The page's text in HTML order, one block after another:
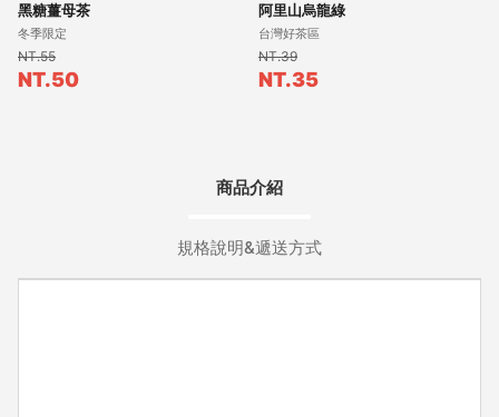
黑糖薑母茶
冬季限定
NT.55
NT.50
阿里山烏龍綠
台灣好茶區
NT.39
NT.35
商品介紹
規格說明&遞送方式